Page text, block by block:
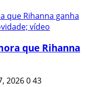
que Rihanna
2026043